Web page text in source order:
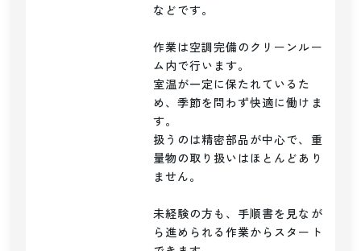
などです。
作業は空調完備のクリーンルー
ム内で行います。
室温が一定に保たれているた
め、季節を問わず快適に働けま
す。
扱うのは精密部品が中心で、重
量物の取り扱いはほとんどあり
ません。
未経験の方も、手順書を見なが
ら進められる作業からスタート